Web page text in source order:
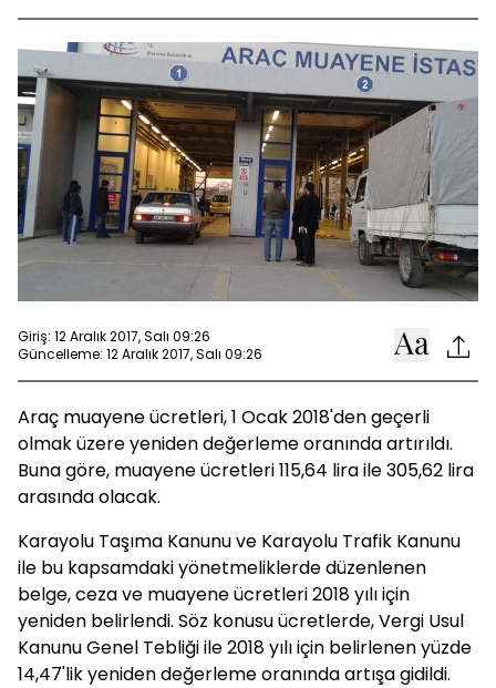
Giriş: 12 Aralık 2017, Salı 09:26
Güncelleme: 12 Aralık 2017, Salı 09:26
Araç muayene ücretleri, 1 Ocak 2018'den geçerli
olmak üzere yeniden değerleme oranında artırıldı.
Buna göre, muayene ücretleri 115,64 lira ile 305,62 lira
arasında olacak.
Karayolu Taşıma Kanunu ve Karayolu Trafik Kanunu
ile bu kapsamdaki yönetmeliklerde düzenlenen
belge, ceza ve muayene ücretleri 2018 yılı için
yeniden belirlendi. Söz konusu ücretlerde, Vergi Usul
Kanunu Genel Tebliği ile 2018 yılı için belirlenen yüzde
14,47'lik yeniden değerleme oranında artışa gidildi.